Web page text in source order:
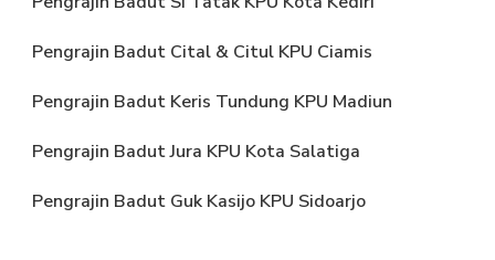
Pengrajin Badut Cital & Citul KPU Ciamis
Pengrajin Badut Keris Tundung KPU Madiun
Pengrajin Badut Jura KPU Kota Salatiga
Pengrajin Badut Guk Kasijo KPU Sidoarjo